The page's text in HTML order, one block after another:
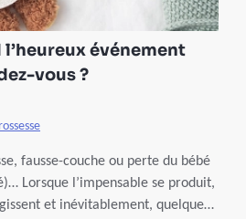
événement
vous ?
fausse-couche ou perte du bébé
Lorsque l’impensable se produit,
et inévitablement, quelques